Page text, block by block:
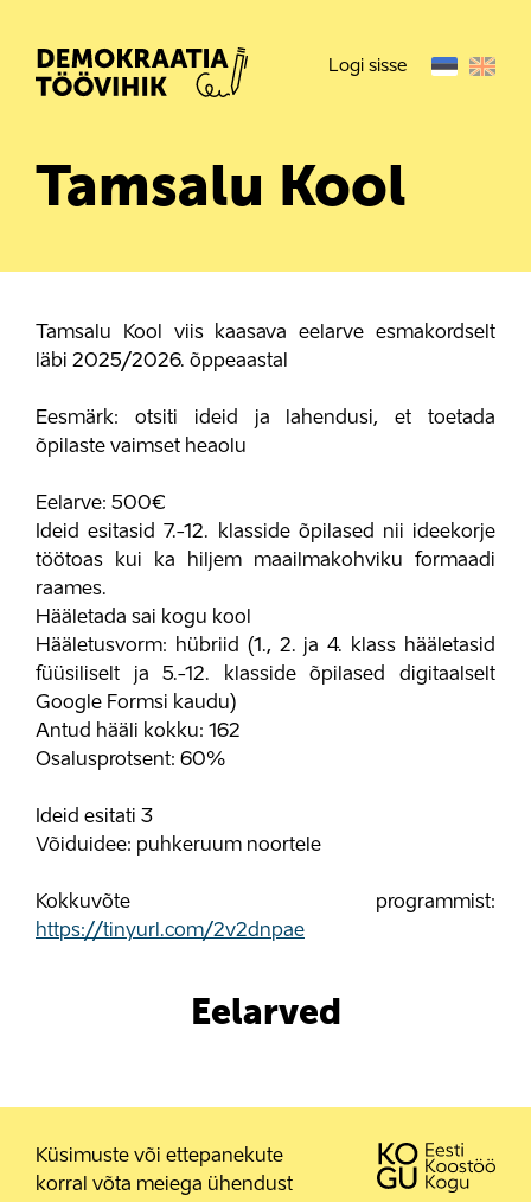
Logi sisse
Tamsalu Kool
Tamsalu Kool viis kaasava eelarve esmakordselt
läbi 2025/2026. õppeaastal
Eesmärk: otsiti ideid ja lahendusi, et toetada
õpilaste vaimset heaolu
Eelarve: 500€
Ideid esitasid 7.-12. klasside õpilased nii ideekorje
töötoas kui ka hiljem maailmakohviku formaadi
raames.
Hääletada sai kogu kool
Hääletusvorm: hübriid (1., 2. ja 4. klass hääletasid
füüsiliselt ja 5.-12. klasside õpilased digitaalselt
Google Formsi kaudu)
Antud hääli kokku: 162
Osalusprotsent: 60%
Ideid esitati 3
Võiduidee: puhkeruum noortele
Kokkuvõte programmist:
https://tinyurl.com/2v2dnpae
Eelarved
Küsimuste või ettepanekute
korral võta meiega ühendust